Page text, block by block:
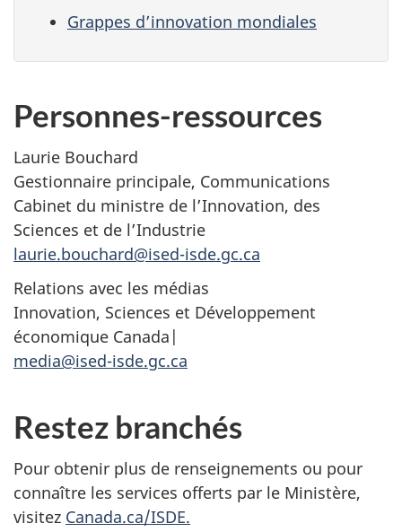
Grappes d’innovation mondiales
Personnes-ressources
Laurie Bouchard
Gestionnaire principale, Communications
Cabinet du ministre de l’Innovation, des
Sciences et de l’Industrie
laurie.bouchard@ised-isde.gc.ca
Relations avec les médias
Innovation, Sciences et Développement
économique Canada|
media@ised-isde.gc.ca
Restez branchés
Pour obtenir plus de renseignements ou pour
connaître les services offerts par le Ministère,
visitez Canada.ca/ISDE.